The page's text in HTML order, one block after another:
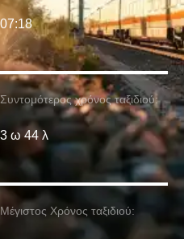
Συντομότερος χρόνος ταξιδιού:
3 ω 44 λ
07:18
Μέγιστος Χρόνος ταξιδιού: